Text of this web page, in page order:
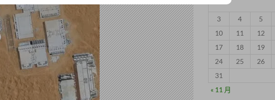
3
4 5
10
11 12
17
18 19
24
25 26
31
« 11 月